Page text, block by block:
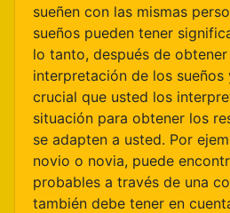
sueñen con las mismas
sueños pueden tener
lo tanto, después de
interpretación de los sueños
crucial que usted los
situación para obtener los
se adapten a usted. Por
novio o novia, puede
probables a través de una
también debe tener en